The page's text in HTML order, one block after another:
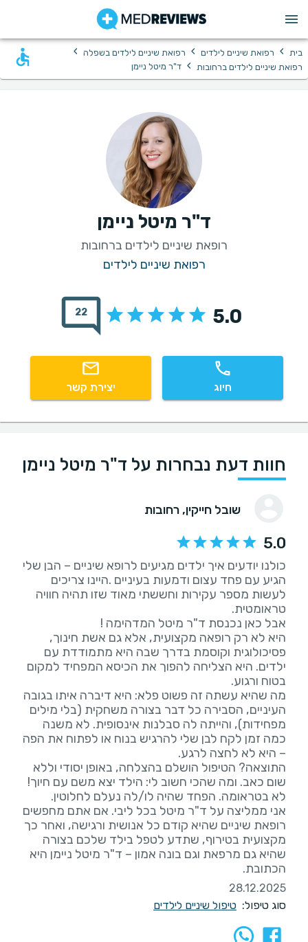
בית › רפואת שיניים לילדים › רפואת שיניים לילדים בשפלה ›
רפואת שיניים לילדים ברחובות › ד"ר מיטל ניימן
ד"ר מיטל ניימן
רופאת שיניים לילדים ברחובות
רפואת שיניים לילדים
5.0
22
חיוג יצירת קשר
חוות דעת נבחרות על ד"ר מיטל ניימן
שובל חייקין, רחובות
5.0
כולנו יודעים איך ילדים מגיעים לרופא שיניים – הבן שלי
הגיע עם פחד עצום ודמעות בעיניים .היינו צריכים
לעשות מספר עקירות וחששתי מאוד שזו תהיה חוויה
היא לא רק רופאה מקצועית, אלא גם אשת חינוך,
פסיכולוגית וקוסמת בדרך שבה היא מתמודדת עם
ילדים. היא הצליחה להפוך את הכיסא המפחיד למקום
מה שהיא עשתה זה פשוט פלא: היא דיברה איתו בגובה
העיניים, הסבירה כל דבר בצורה משחקית (בלי מילים
מפחידות), והייתה לה סבלנות אינסופית. לא משנה
כמה זמן לקח לבן שלי להרגיש בנוח או לפתוח את הפה
התוצאה? הטיפול הושלם בהצלחה, באופן יסודי וללא
שום כאב. ומה שהכי חשוב לי: הילד יצא משם עם חיוך!
אני ממליצה על ד"ר מיטל בכל ליבי. אם אתם מחפשים
רופאת שיניים שהיא קודם כל אנושית ורגישה, ואחר כך
מקצועית בטירוף, שתדע לטפל בילד שלכם בצורה
שהיא גם מרפאת וגם בונה אמון – ד"ר מיטל ניימן היא
הכתובת.
28.12.2025
סוג טיפול: טיפול שיניים לילדים